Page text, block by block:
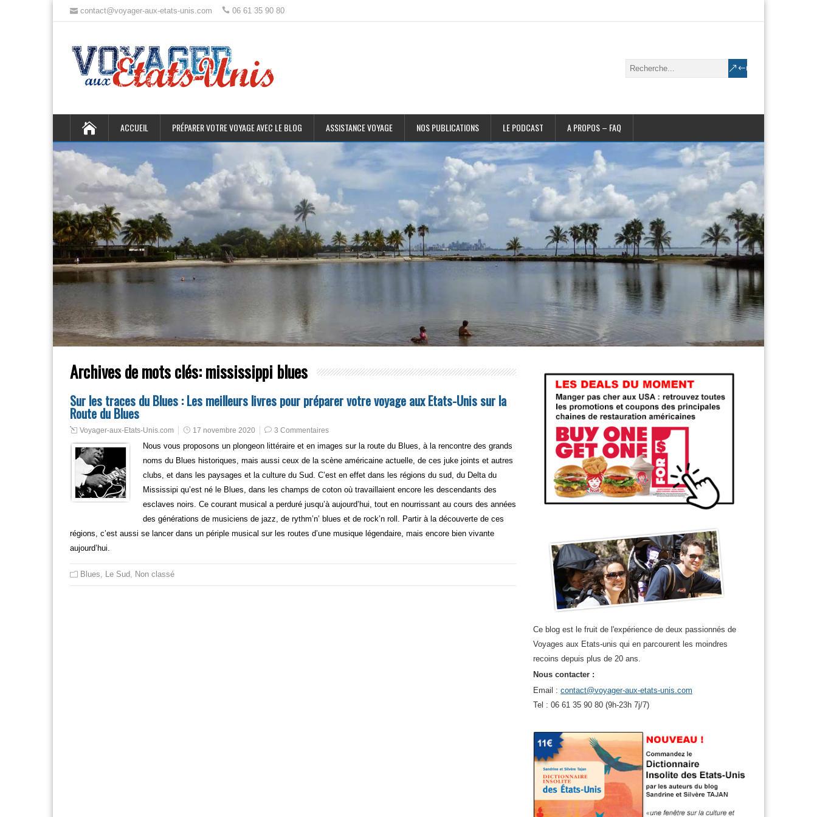
contact@voyager-aux-etats-unis.com 06 61 35 90 80
ACCUEIL PRÉPARER VOTRE VOYAGE AVEC LE BLOG ASSISTANCE VOYAGE NOS PUBLICATIONS LE PODCAST A PROPOS – FAQ
Archives de mots clés:mississippi blues
Sur les traces du Blues : Les meilleurs livres pour préparer votre voyage aux Etats-Unis sur la
Route du Blues
Voyager-aux-Etats-Unis.com 17 novembre 2020 3 Commentaires
Nous vous proposons un plongeon littéraire et en images sur la route du Blues, à la rencontre des grands
noms du Blues historiques, mais aussi ceux de la scène américaine actuelle, de ces juke joints et autres
clubs, et dans les paysages et la culture du Sud. C’est en effet dans les régions du sud, du Delta du
Mississipi qu’est né le Blues, dans les champs de coton où travaillaient encore les descendants des
esclaves noirs. Ce courant musical a perduré jusqu’à aujourd’hui, tout en nourrissant au cours des années
des générations de musiciens de jazz, de rythm’n’ blues et de rock’n roll. Partir à la découverte de ces
régions, c’est aussi se lancer dans un périple musical sur les routes d’une musique légendaire, mais encore bien vivante
aujourd’hui.
Blues Le Sud Non classé
Ce blog est le fruit de l'expérience de deux passionnés de
Voyages aux Etats-unis qui en parcourent les moindres
recoins depuis plus de 20 ans.
Nous contacter :
Email : contact@voyager-aux-etats-unis.com
Tel : 06 61 35 90 80 (9h-23h 7j/7)